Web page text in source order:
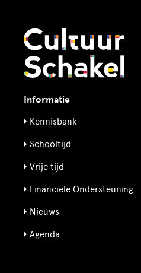
Informatie
Kennisbank
Schooltijd
Vrije tijd
Financiële Ondersteuning
Nieuws
Agenda